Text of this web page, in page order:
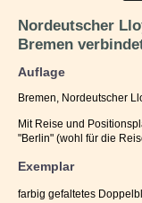
Nordeutscher
Bremen
Auflage
Bremen, Nordeutscher
Mit Reise und
"Berlin" (wohl für die
Exemplar
farbig gefaltetes